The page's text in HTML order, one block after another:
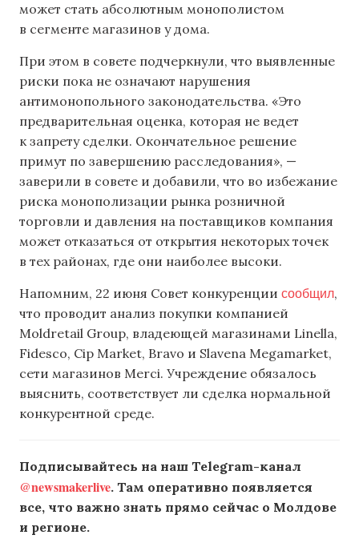
может стать абсолютным монополистом
в сегменте магазинов у дома.
При этом в совете подчеркнули, что выявленные
риски пока не означают нарушения
антимонопольного законодательства. «Это
предварительная оценка, которая не ведет
к запрету сделки. Окончательное решение
примут по завершению расследования», —
заверили в совете и добавили, что во избежание
риска монополизации рынка розничной
торговли и давления на поставщиков компания
может отказаться от открытия некоторых точек
в тех районах, где они наиболее высоки.
Напомним, 22 июня Совет конкуренции сообщил,
что проводит анализ покупки компанией
Moldretail Group, владеющей магазинами Linella,
Fidesco, Cip Market, Bravo и Slavena Megamarket,
сети магазинов Merci. Учреждение обязалось
выяснить, соответствует ли сделка нормальной
конкурентной среде.
Подписывайтесь на наш Telegram-канал
@newsmakerlive. Там оперативно появляется
все, что важно знать прямо сейчас о Молдове
и регионе.